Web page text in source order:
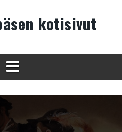
kotisivut